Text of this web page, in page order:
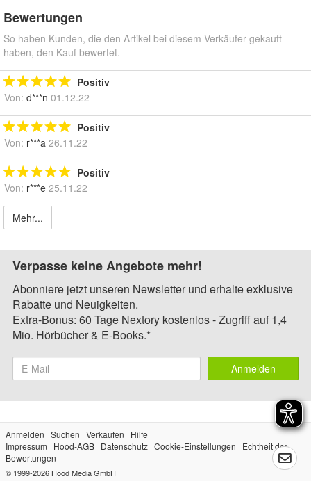
Bewertungen
So haben Kunden, die den Artikel bei diesem Verkäufer gekauft
haben, den Kauf bewertet.
Positiv
Von: d***n 01.12.22
Positiv
Von: r***a 26.11.22
Positiv
Von: r***e 25.11.22
Mehr...
Verpasse keine Angebote mehr!
Abonniere jetzt unseren Newsletter und erhalte exklusive
Rabatte und Neuigkeiten.
Extra-Bonus: 60 Tage Nextory kostenlos - Zugriff auf 1,4
Mio. Hörbücher & E-Books.*
Anmelden
Anmelden Suchen Verkaufen
Hilfe
Impressum
Hood-AGB Datenschutz Cookie-Einstellungen
Echtheit der
Bewertungen
© 1999-2026 Hood Media GmbH